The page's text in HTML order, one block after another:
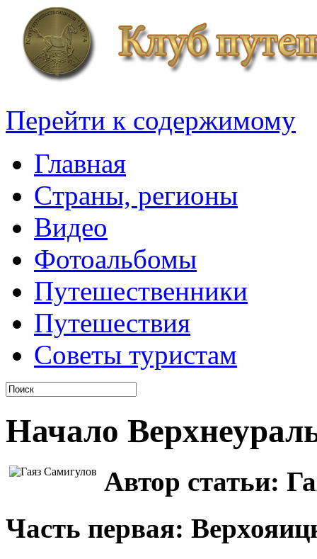
Перейти к содержимому
Главная
Cтраны, регионы
Видео
Фотоальбомы
Путешественники
Путешествия
Советы туристам
Начало
Автор статьи:
Часть первая: